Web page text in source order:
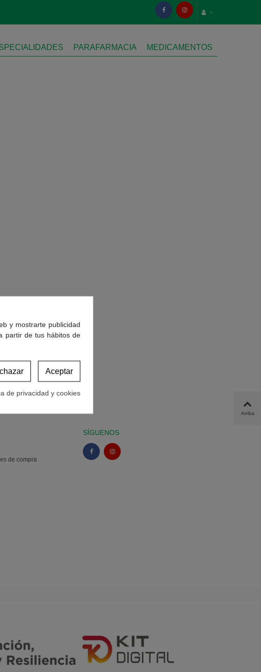
PARAFARMACIA MEDICAMENTOS
de compra
SÍGUENOS
Arriba
y mostrarte publicidad
partir de tus hábitos de
Aceptar
de privacidad y cookies